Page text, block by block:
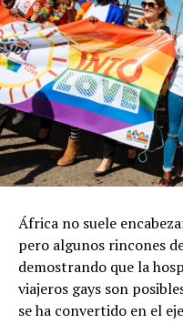
África no suele
pero algunos rincones
demostrando que la
viajeros gays son
se ha convertido en el